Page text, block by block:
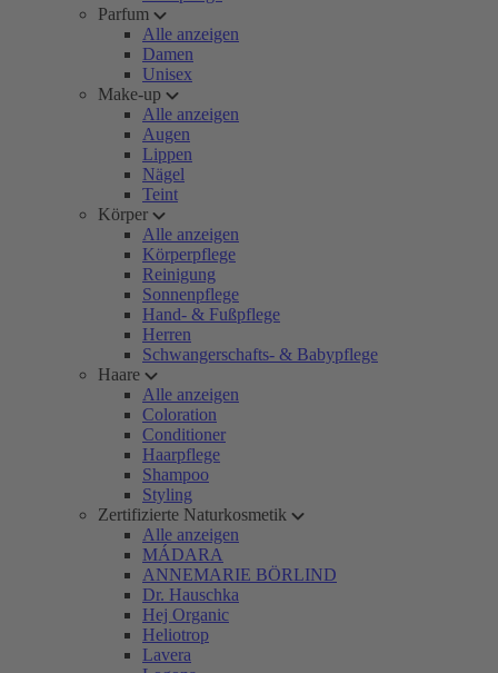
Parfum
Alle anzeigen
Damen
Unisex
Make-up
Alle anzeigen
Augen
Lippen
Nägel
Teint
Körper
Alle anzeigen
Körperpflege
Reinigung
Sonnenpflege
Hand- & Fußpflege
Herren
Schwangerschafts- & Babypflege
Haare
Alle anzeigen
Coloration
Conditioner
Haarpflege
Shampoo
Styling
Zertifizierte Naturkosmetik
Alle anzeigen
MÁDARA
ANNEMARIE BÖRLIND
Dr. Hauschka
Hej Organic
Heliotrop
Lavera